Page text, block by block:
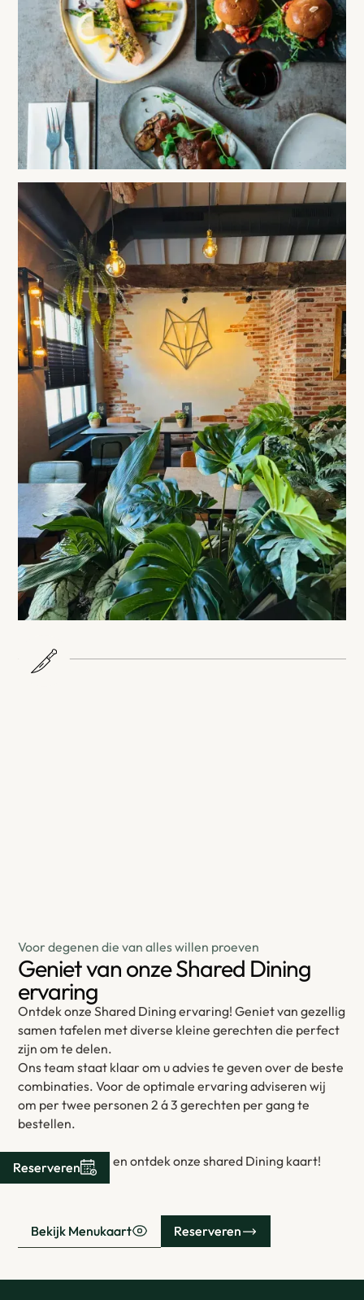
Voor degenen die van alles willen proeven
Geniet van onze Shared Dining
ervaring
Ontdek onze Shared Dining ervaring! Geniet van gezellig
samen tafelen met diverse kleine gerechten die perfect
zijn om te delen.
Ons team staat klaar om u advies te geven over de beste
combinaties. Voor de optimale ervaring adviseren wij
om per twee personen 2 á 3 gerechten per gang te
bestellen.
Kies, proef, deel en ontdek onze shared Dining kaart!
Bekijk Menukaart
Bekijk Menukaart Reserveren
Reserveren
Reserveren
Reserveren